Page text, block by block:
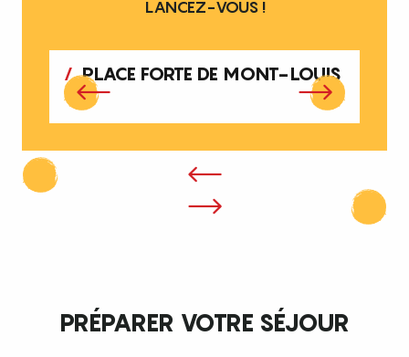
LANCEZ-VOUS !
PLACE FORTE DE MONT-LOUIS
PRÉPARER VOTRE SÉJOUR